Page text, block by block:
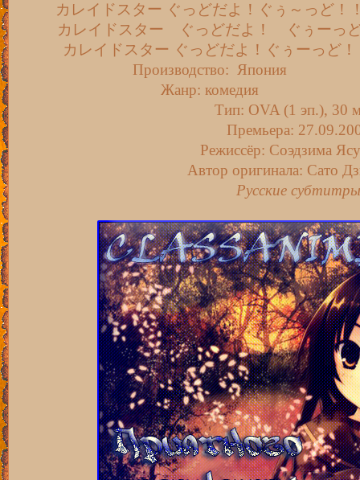
カレイドスター ぐっどだよ！ぐぅ～っど！
カレイドスター ぐっどだよ！ ぐぅーっ
カレイドスター ぐっどだよ！ぐぅーっど！
Производство: Япония
Жанр: комедия
Тип: OVA (1 эп.), 30
Премьера:
Режиссёр: Соэдзима
Автор оригинала: Сато
Русские субтитры